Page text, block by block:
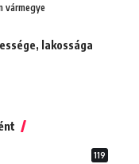
vármegye
lakossága
119